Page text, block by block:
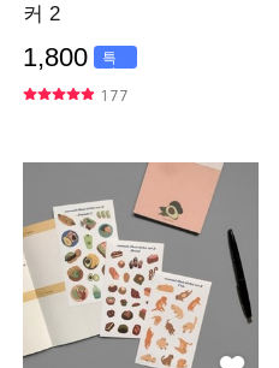
커 2
1,800
특
가
177